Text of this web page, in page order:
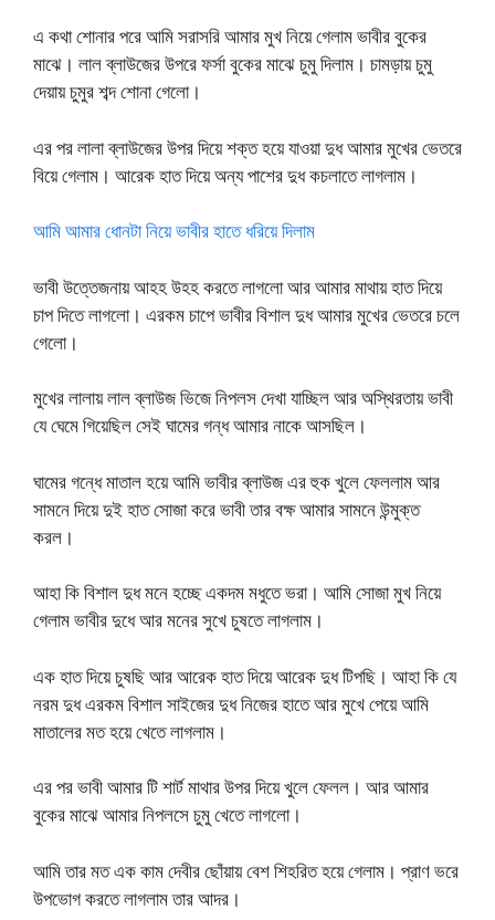
এ কথা শোনার পরে আমি সরাসরি আমার মুখ নিয়ে গেলাম ভাবীর বুকের
মাঝে। লাল ব্লাউজের উপরে ফর্সা বুকের মাঝে চুমু দিলাম। চামড়ায় চুমু
দেয়ায় চুমুর শব্দ শোনা গেলো।
এর পর লালা ব্লাউজের উপর দিয়ে শক্ত হয়ে যাওয়া দুধ আমার মুখের ভেতরে
বিয়ে গেলাম। আরেক হাত দিয়ে অন্য পাশের দুধ কচলাতে লাগলাম।
আমি আমার ধোনটা নিয়ে ভাবীর হাতে ধরিয়ে দিলাম
ভাবী উত্তেজনায় আহহ উহহ করতে লাগলো আর আমার মাথায় হাত দিয়ে
চাপ দিতে লাগলো। এরকম চাপে ভাবীর বিশাল দুধ আমার মুখের ভেতরে চলে
গেলো।
মুখের লালায় লাল ব্লাউজ ভিজে নিপলস দেখা যাচ্ছিল আর অস্থিরতায় ভাবী
যে ঘেমে গিয়েছিল সেই ঘামের গন্ধ আমার নাকে আসছিল।
ঘামের গন্ধে মাতাল হয়ে আমি ভাবীর ব্লাউজ এর হুক খুলে ফেললাম আর
সামনে দিয়ে দুই হাত সোজা করে ভাবী তার বক্ষ আমার সামনে উন্মুক্ত
করল।
আহা কি বিশাল দুধ মনে হচ্ছে একদম মধুতে ভরা। আমি সোজা মুখ নিয়ে
গেলাম ভাবীর দুধে আর মনের সুখে চুষতে লাগলাম।
এক হাত দিয়ে চুষছি আর আরেক হাত দিয়ে আরেক দুধ টিপছি। আহা কি যে
নরম দুধ এরকম বিশাল সাইজের দুধ নিজের হাতে আর মুখে পেয়ে আমি
মাতালের মত হয়ে খেতে লাগলাম।
এর পর ভাবী আমার টি শার্ট মাথার উপর দিয়ে খুলে ফেলল। আর আমার
বুকের মাঝে আমার নিপলসে চুমু খেতে লাগলো।
আমি তার মত এক কাম দেবীর ছোঁয়ায় বেশ শিহরিত হয়ে গেলাম। প্রাণ ভরে
উপভোগ করতে লাগলাম তার আদর।